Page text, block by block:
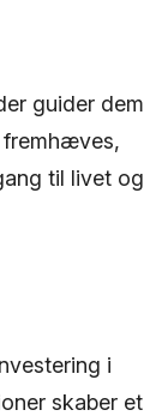
guider dem
fremhæves,
til livet og
i
skaber et